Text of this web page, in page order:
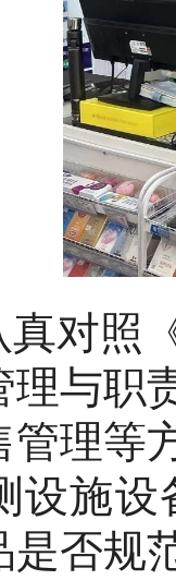
对照
理与职
管理等
设施
是否规